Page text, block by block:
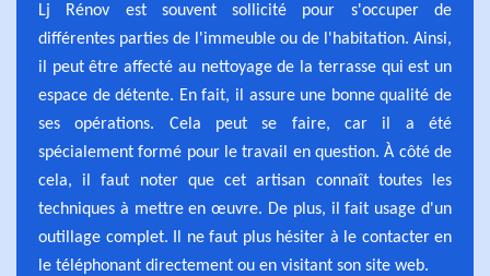
Lj Rénov est souvent sollicité pour s'occuper de
différentes parties de l'immeuble ou de l'habitation. Ainsi,
il peut être affecté au nettoyage de la terrasse qui est un
espace de détente. En fait, il assure une bonne qualité de
ses opérations. Cela peut se faire, car il a été
spécialement formé pour le travail en question. À côté de
cela, il faut noter que cet artisan connaît toutes les
techniques à mettre en œuvre. De plus, il fait usage d'un
outillage complet. Il ne faut plus hésiter à le contacter en
le téléphonant directement ou en visitant son site web.